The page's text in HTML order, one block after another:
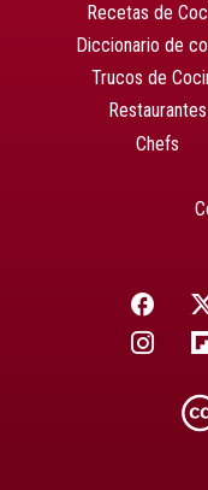
Recetas de
Diccionario de
Trucos de
Restaurantes
Chefs